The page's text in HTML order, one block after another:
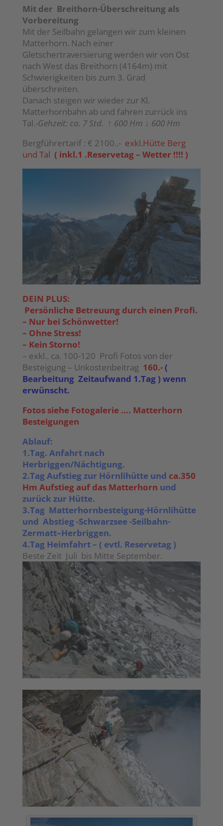
Mit der Breithorn-Überschreitung als
Vorbereitung
Mit der Seilbahn gelangen wir zum kleinen
Matterhorn. Nach einer
Gletschertraversierung werden wir von Ost
nach West das Breithorn (4164m) mit
Schwierigkeiten bis zum 3. Grad
überschreiten.
Danach steigen wir wieder zur Kl.
Matterhornbahn ab und fahren zurrück ins
Tal.-Gehzeit: ca. 7 Std. ↑ 600 Hm ↓ 600 Hm
Bergführertarif : € 2100..-exkl.Hütte Berg
und Tal ( inkl.1 .Reservetag – Wetter !!!! )
DEIN PLUS:
Persönliche Betreuung durch einen Profi.
– Nur bei Schönwetter!
– Ohne Stress!
– Kein Storno!
– exkl.. ca. 100-120 Profi Fotos von der
Besteigung – Unkostenbeitrag 160.- (
Bearbeitung Zeitaufwand 1.Tag ) wenn
erwünscht.
Fotos siehe Fotogalerie …. Matterhorn
Besteigungen
Ablauf:
1.Tag. Anfahrt nach
Herbriggen/Nächtigung.
2.Tag Aufstieg zur Hörnlihütte und ca.350
Hm Aufstieg auf das Matterhorn und
zurück zur Hütte.
3.Tag Matterhornbesteigung-Hörnlihütte
und Abstieg -Schwarzsee -Seilbahn-
Zermatt–Herbriggen.
4.Tag Heimfahrt – ( evtl. Reservetag )
Beste Zeit Juli bis Mitte September.